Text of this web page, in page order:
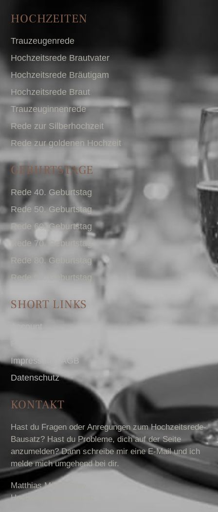
HOCHZEITEN
Trauzeugenrede
Hochzeitsrede Brautvater
Hochzeitsrede Bräutigam
Hochzeitsrede Braut
Trauzeuginnenrede
Rede zur Silberhochzeit
Rede zur goldenen Hochzeit
GEBURTSTAGE
Rede 40. Geburtstag
Rede 50. Geburtstag
Rede 60. Geburtstag
Rede 70. Geburtstag
Rede 80. Geburtstag
Rede 90. Geburtstag
SHORT LINKS
Account
Impressum I AGB
Datenschutz
KONTAKT
Hast du Fragen oder Anregungen zum Hochzeitsrede-
Bausatz? Hast du Probleme, dich auf der Seite
anzumelden? Dann schreibe mir eine E-Mail und ich
melde mich umgehend bei dir.
Matthias Müller-Krey
Hochzeitsrede-Bausatz